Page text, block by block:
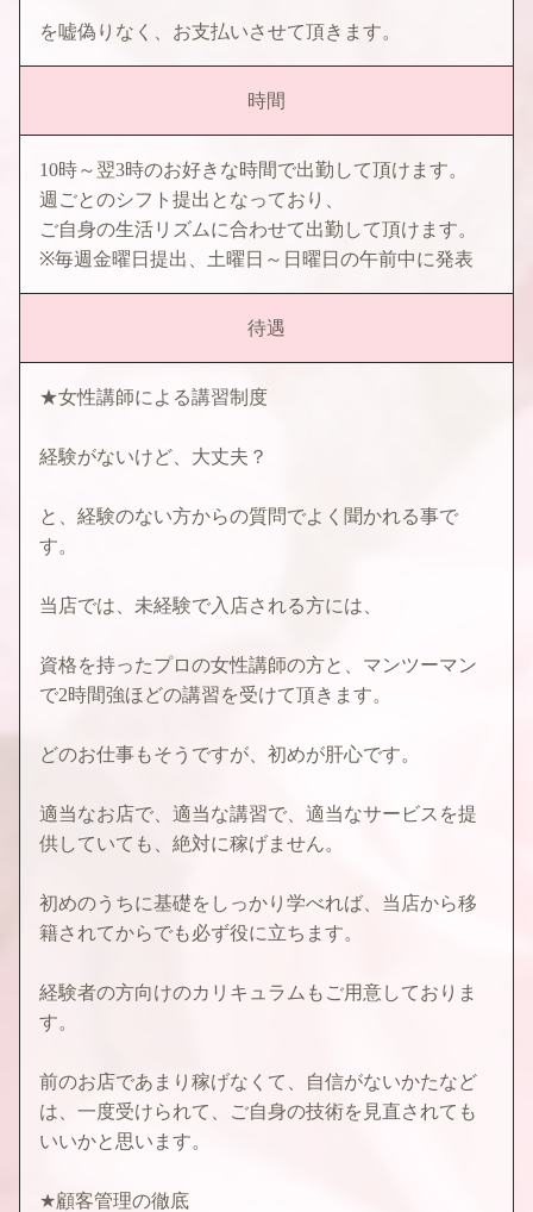
を嘘偽りなく、お支払いさせて頂きます。
時間
10時～翌3時のお好きな時間で出勤して頂けます。
週ごとのシフト提出となっており、
ご自身の生活リズムに合わせて出勤して頂けます。
※毎週金曜日提出、土曜日～日曜日の午前中に発表
待遇
★女性講師による講習制度
経験がないけど、大丈夫？
と、経験のない方からの質問でよく聞かれる事で
す。
当店では、未経験で入店される方には、
資格を持ったプロの女性講師の方と、マンツーマン
で2時間強ほどの講習を受けて頂きます。
どのお仕事もそうですが、初めが肝心です。
適当なお店で、適当な講習で、適当なサービスを提
供していても、絶対に稼げません。
初めのうちに基礎をしっかり学べれば、当店から移
籍されてからでも必ず役に立ちます。
経験者の方向けのカリキュラムもご用意しておりま
す。
前のお店であまり稼げなくて、自信がないかたなど
は、一度受けられて、ご自身の技術を見直されても
いいかと思います。
★顧客管理の徹底